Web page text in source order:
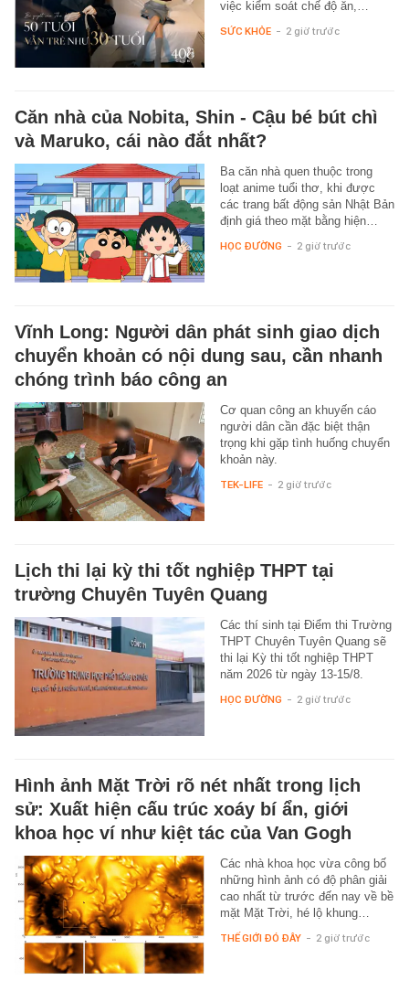
việc kiểm soát chế độ ăn,…
SỨC KHỎE - 2 giờ trước
Căn nhà của Nobita, Shin - Cậu bé bút chì
và Maruko, cái nào đắt nhất?
Ba căn nhà quen thuộc trong
loạt anime tuổi thơ, khi được
các trang bất động sản Nhật Bản
định giá theo mặt bằng hiện…
HỌC ĐƯỜNG - 2 giờ trước
Vĩnh Long: Người dân phát sinh giao dịch
chuyển khoản có nội dung sau, cần nhanh
chóng trình báo công an
Cơ quan công an khuyến cáo
người dân cần đặc biệt thận
trọng khi gặp tình huống chuyển
khoản này.
TEK-LIFE - 2 giờ trước
Lịch thi lại kỳ thi tốt nghiệp THPT tại
trường Chuyên Tuyên Quang
Các thí sinh tại Điểm thi Trường
THPT Chuyên Tuyên Quang sẽ
thi lại Kỳ thi tốt nghiệp THPT
năm 2026 từ ngày 13-15/8.
HỌC ĐƯỜNG - 2 giờ trước
Hình ảnh Mặt Trời rõ nét nhất trong lịch
sử: Xuất hiện cấu trúc xoáy bí ẩn, giới
khoa học ví như kiệt tác của Van Gogh
Các nhà khoa học vừa công bố
những hình ảnh có độ phân giải
cao nhất từ trước đến nay về bề
mặt Mặt Trời, hé lộ khung…
THẾ GIỚI ĐÓ ĐÂY - 2 giờ trước